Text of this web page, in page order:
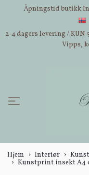
Åpningstid butikk
2-4 dagers levering / KUN
Vipps,
Hjem Interiør
Kunstprint insekt A4